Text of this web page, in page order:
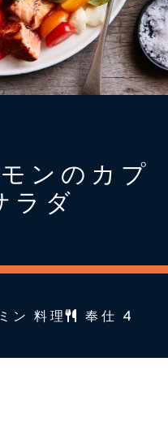
ンのカプ
ラダ
ン 料理 奉仕 4